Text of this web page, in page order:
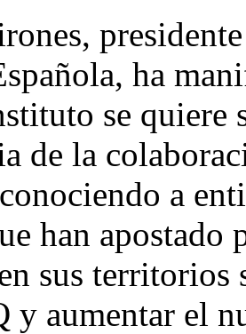
ha
se quiere
de la
a
han apostado
sus territorios
y aumentar el